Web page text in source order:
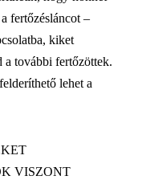
fertőzésláncot –
kiket
a további fertőzöttek.
lehet a
VISZONT